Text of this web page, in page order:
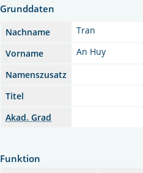
Grunddaten
Nachname
Tran
Vorname
An Huy
Namenszusatz
Titel
Akad. Grad
Funktion